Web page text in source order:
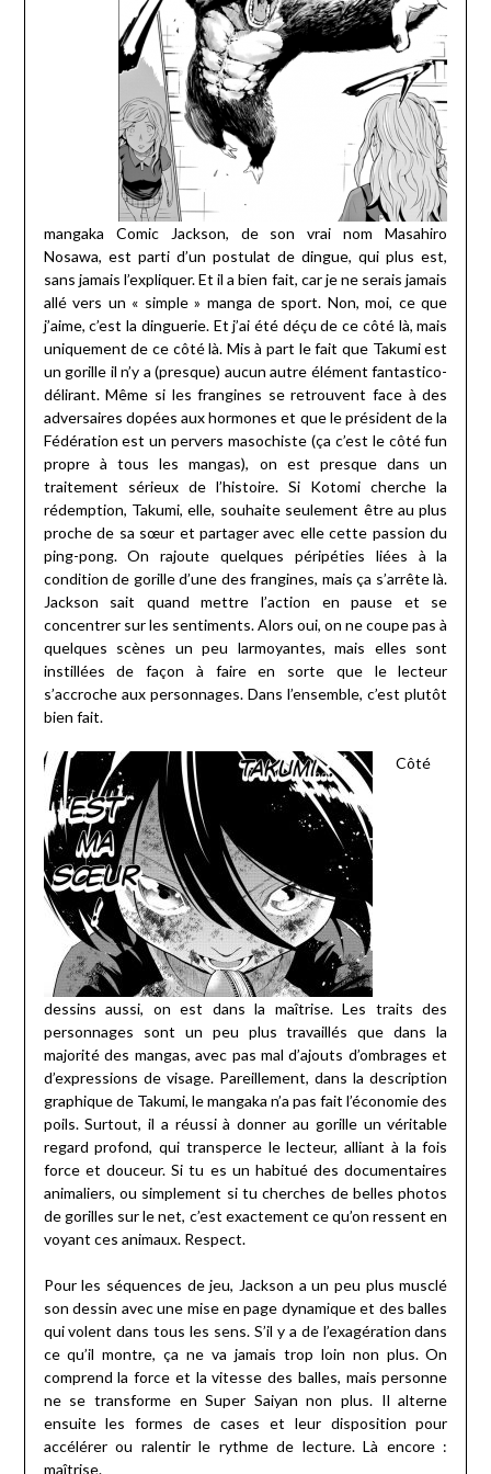
mangaka Comic Jackson, de son vrai nom Masahiro
Nosawa, est parti d’un postulat de dingue, qui plus est,
sans jamais l’expliquer. Et il a bien fait, car je ne serais jamais
allé vers un « simple » manga de sport. Non, moi, ce que
j’aime, c’est la dinguerie. Et j’ai été déçu de ce côté là, mais
uniquement de ce côté là. Mis à part le fait que Takumi est
un gorille il n’y a (presque) aucun autre élément fantastico-
délirant. Même si les frangines se retrouvent face à des
adversaires dopées aux hormones et que le président de la
Fédération est un pervers masochiste (ça c’est le côté fun
propre à tous les mangas), on est presque dans un
traitement sérieux de l’histoire. Si Kotomi cherche la
rédemption, Takumi, elle, souhaite seulement être au plus
proche de sa sœur et partager avec elle cette passion du
ping-pong. On rajoute quelques péripéties liées à la
condition de gorille d’une des frangines, mais ça s’arrête là.
Jackson sait quand mettre l’action en pause et se
concentrer sur les sentiments. Alors oui, on ne coupe pas à
quelques scènes un peu larmoyantes, mais elles sont
instillées de façon à faire en sorte que le lecteur
s’accroche aux personnages. Dans l’ensemble, c’est plutôt
bien fait.
Côté
dessins aussi, on est dans la maîtrise. Les traits des
personnages sont un peu plus travaillés que dans la
majorité des mangas, avec pas mal d’ajouts d’ombrages et
d’expressions de visage. Pareillement, dans la description
graphique de Takumi, le mangaka n’a pas fait l’économie des
poils. Surtout, il a réussi à donner au gorille un véritable
regard profond, qui transperce le lecteur, alliant à la fois
force et douceur. Si tu es un habitué des documentaires
animaliers, ou simplement si tu cherches de belles photos
de gorilles sur le net, c’est exactement ce qu’on ressent en
voyant ces animaux. Respect.
Pour les séquences de jeu, Jackson a un peu plus musclé
son dessin avec une mise en page dynamique et des balles
qui volent dans tous les sens. S’il y a de l’exagération dans
ce qu’il montre, ça ne va jamais trop loin non plus. On
comprend la force et la vitesse des balles, mais personne
ne se transforme en Super Saiyan non plus. Il alterne
ensuite les formes de cases et leur disposition pour
accélérer ou ralentir le rythme de lecture. Là encore :
maîtrise.